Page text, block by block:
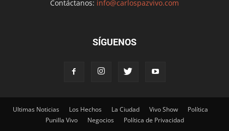
Contáctanos: info@carlospazvivo.com
SÍGUENOS
Ultimas Noticias Los Hechos La Ciudad Vivo Show
Política
Punilla Vivo
Negocios Política de Privacidad